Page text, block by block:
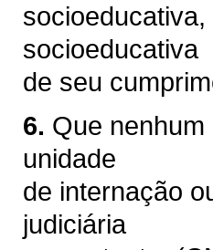
socioeducativa
de seu
6. Que
unidade
de internação
judiciária